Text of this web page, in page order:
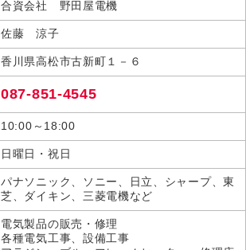
合資会社 野田屋電機
佐藤 涼子
香川県高松市古新町１－６
087-851-4545
10:00～18:00
日曜日・祝日
パナソニック、ソニー、日立、シャープ、東
芝、ダイキン、三菱電機など
電気製品の販売・修理
各種電気工事、設備工事